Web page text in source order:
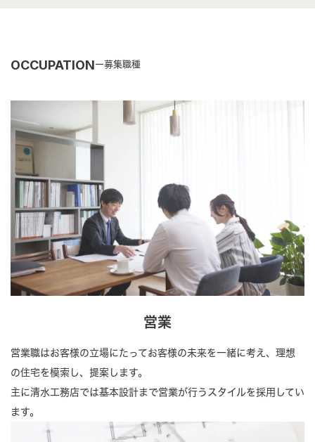
OCCUPATION 募集職種
営業
営業職はお客様の立場にたってお客様の未来を一緒に考え、理想
の住宅を模索し、提案します。
主に清水工務店では基本設計まで営業が行うスタイルを採用してい
ます。